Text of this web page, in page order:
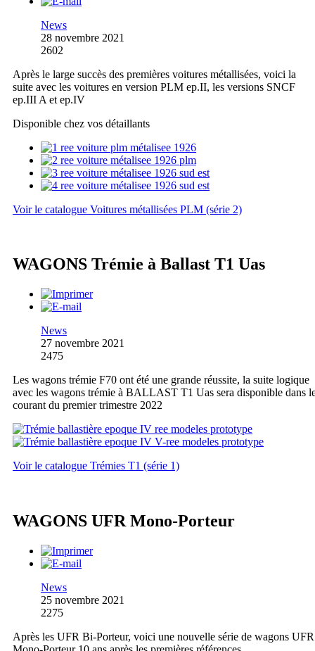
News
28 novembre 2021
2602
Après le large succès des premières voitures métallisées, voici la
suite avec les voitures en version PLM ep.II, les versions SNCF
ep.III A et ep.IV
Disponible chez vos détaillants
Voir le catalogue Voitures métallisées PLM (série 2)
WAGONS Trémie à Ballast T1 Uas
News
27 novembre 2021
2475
Les wagons trémie F70 ont été une grande réussite, la suite logique
avec les wagons trémie à BALLAST T1 Uas sera disponible dans
courant du premier trimestre 2022
Voir le catalogue Trémies T1 (série 1)
WAGONS UFR Mono-Porteur
News
25 novembre 2021
2275
Après les UFR Bi-Porteur, voici une nouvelle série de wagons UFR